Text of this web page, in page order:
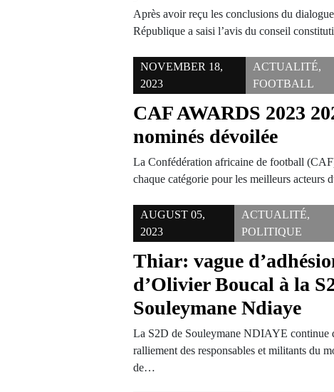
Après avoir reçu les conclusions du
République a saisi l’avis du conseil
NOVEMBER 18,
2023
ACTUALITÉ,
FOOTBALL
CAF AWARDS 2023
nominés dévoilée
La Confédération africaine de football
chaque catégorie pour les meilleurs
AUGUST 05,
2023
ACTUALITÉ,
POLITIQUE
Thiar: vague
d’Olivier Boucal à la
Souleymane Ndiaye
La S2D de Souleymane NDIAYE continue
ralliement des responsables et militants du
de…